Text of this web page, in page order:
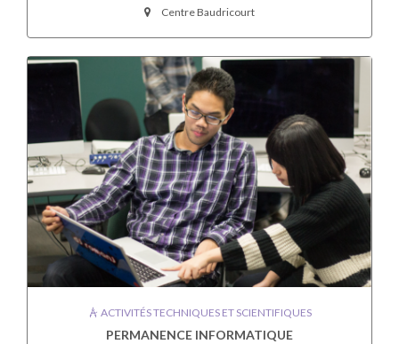
Centre Baudricourt
ACTIVITÉS TECHNIQUES ET SCIENTIFIQUES
PERMANENCE INFORMATIQUE